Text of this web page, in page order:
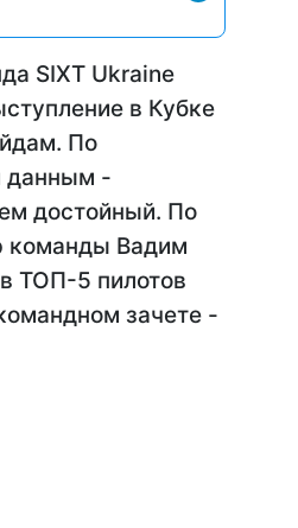
SIXT Ukraine
в Кубке
По
данным -
достойный. По
команды Вадим
ТОП-5 пилотов
зачете -